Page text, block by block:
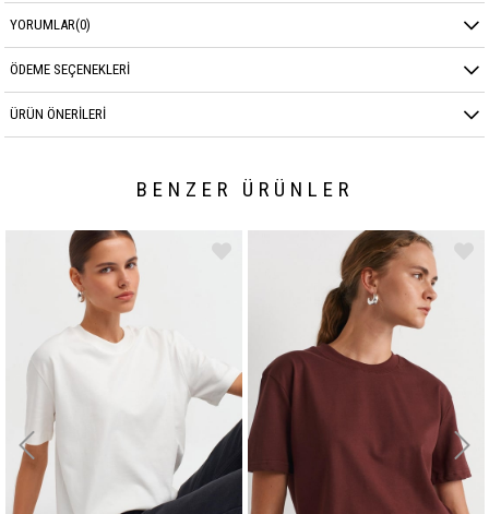
YORUMLAR(0)
ÖDEME SEÇENEKLERI
ÜRÜN ÖNERILERI
BENZER ÜRÜNLER